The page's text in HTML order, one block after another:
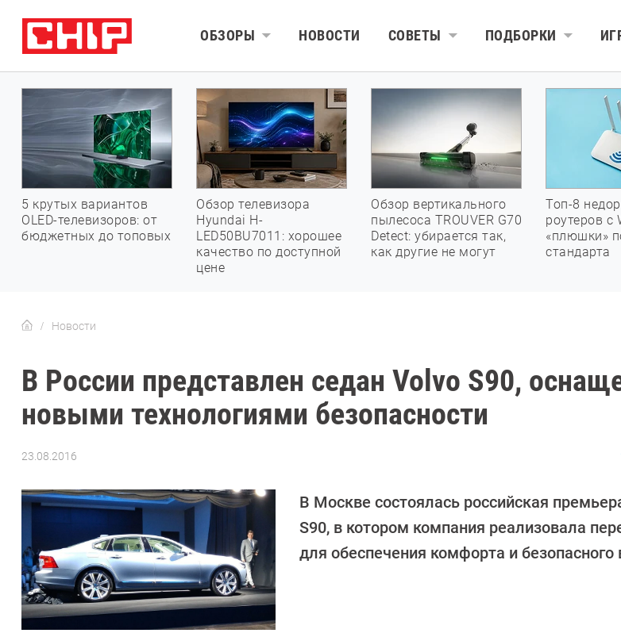
ОБЗОРЫ НОВОСТИ СОВЕТЫ ПОДБОРКИ
5 крутых вариантов
OLED-телевизоров: от
бюджетных до топовых
Обзор телевизора
Hyundai H-
LED50BU7011: хорошее
качество по доступной
цене
Обзор вертикального
пылесоса TROUVER G70
Detect: убирается так,
как другие не могут
Топ-8
роутеров с
«плюшки»
стандарта
Новости
В России представлен седан Volvo S90,
новыми технологиями безопасности
23.08.2016
Киреев
В Москве состоялась российская
S90, в котором компания реализовала
для обеспечения комфорта и